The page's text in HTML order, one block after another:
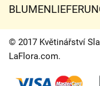
Lieferzeiten für
Liefergebühren
Wohin wir Blumen
© 2017 Květinářství
LaFlora.com.